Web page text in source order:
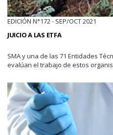
EDICIÓN N°172 - SEP/OCT 2021
JUICIO A LAS ETFA
SMA y una de las 71 Entidades
evalúan el trabajo de estos